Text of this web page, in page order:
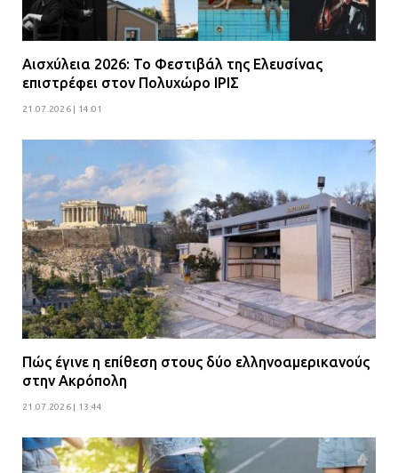
Αισχύλεια 2026: Το Φεστιβάλ της Ελευσίνας
επιστρέφει στον Πολυχώρο ΙΡΙΣ
21.07.2026 | 14:01
Πώς έγινε η επίθεση στους δύο ελληνοαμερικανούς
στην Ακρόπολη
21.07.2026 | 13:44